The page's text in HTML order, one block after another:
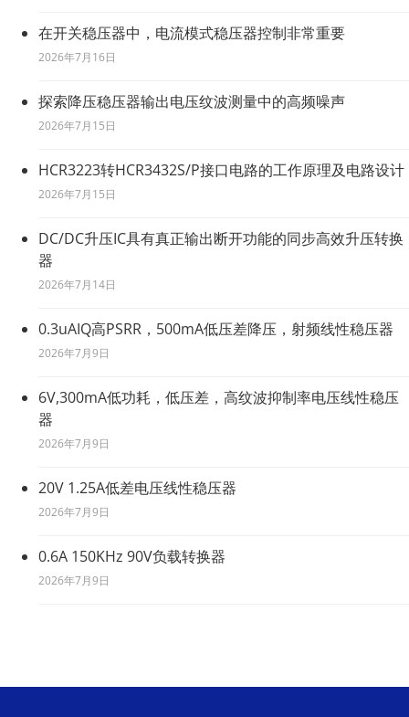
在开关稳压器中，电流模式稳压器控制非常重要
2026年7月16日
探索降压稳压器输出电压纹波测量中的高频噪声
2026年7月15日
HCR3223转HCR3432S/P接口电路的工作原理及电路设计
2026年7月15日
DC/DC升压IC具有真正输出断开功能的同步高效升压转换
器
2026年7月14日
0.3uAIQ高PSRR，500mA低压差降压，射频线性稳压器
2026年7月9日
6V,300mA低功耗，低压差，高纹波抑制率电压线性稳压
器
2026年7月9日
20V 1.25A低差电压线性稳压器
2026年7月9日
0.6A 150KHz 90V负载转换器
2026年7月9日